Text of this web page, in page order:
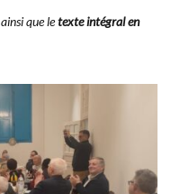
que letexte intégral en